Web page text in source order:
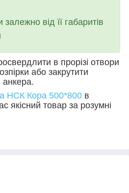
від її габаритів
в прорізі отвори
або закрутити
НСК Кора 500*800 в
якісний товар за розумні